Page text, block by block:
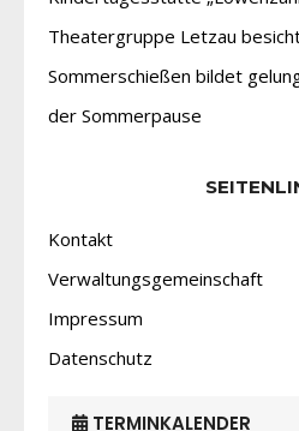
Theatergruppe Letzau
Sommerschießen bildet
der Sommerpause
Kontakt
Verwaltungsgemeinschaft
Impressum
Datenschutz
TERMINKALENDER